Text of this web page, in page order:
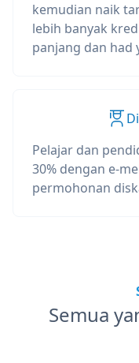
kemudian naik
lebih banyak
panjang dan had
Pelajar dan
30% dengan e-
permohonan
Semua